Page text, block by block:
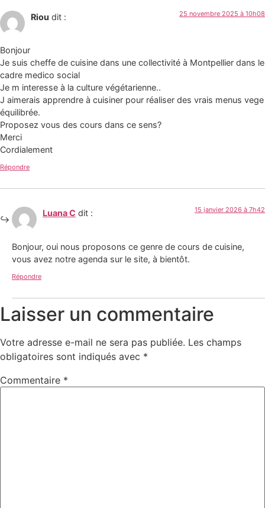
Riou dit : 25 novembre 2025 à 10h08
Bonjour
Je suis cheffe de cuisine dans une collectivité à Montpellier dans le
cadre medico social
Je m interesse à la culture végétarienne..
J aimerais apprendre à cuisiner pour réaliser des vrais menus vege
équilibrée.
Proposez vous des cours dans ce sens?
Merci
Cordialement
Répondre
Luana C dit : 15 janvier 2026 à 7h42
Bonjour, oui nous proposons ce genre de cours de cuisine,
vous avez notre agenda sur le site, à bientôt.
Répondre
Laisser un commentaire
Votre adresse e-mail ne sera pas publiée. Les champs
obligatoires sont indiqués avec *
Commentaire *